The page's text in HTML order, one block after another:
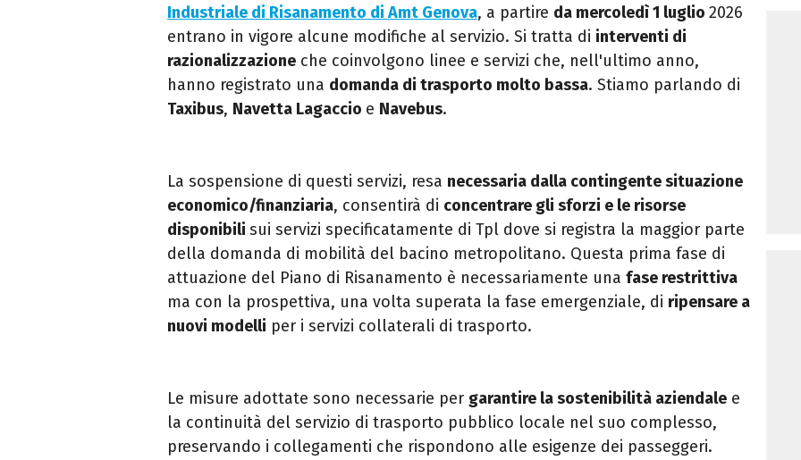
Industriale di Risanamento di Amt Genova, a partire da mercoledì 1 luglio 2026
entrano in vigore alcune modifiche al servizio. Si tratta di interventi di
razionalizzazione che coinvolgono linee e servizi che, nell'ultimo anno,
hanno registrato una domanda di trasporto molto bassa. Stiamo parlando di
Taxibus, Navetta Lagaccio e Navebus.
La sospensione di questi servizi, resa necessaria dalla contingente situazione
economico/finanziaria, consentirà di concentrare gli sforzi e le risorse
disponibili sui servizi specificatamente di Tpl dove si registra la maggior parte
della domanda di mobilità del bacino metropolitano. Questa prima fase di
attuazione del Piano di Risanamento è necessariamente una fase restrittiva
ma con la prospettiva, una volta superata la fase emergenziale, di ripensare a
nuovi modelli per i servizi collaterali di trasporto.
Le misure adottate sono necessarie per garantire la sostenibilità aziendale e
la continuità del servizio di trasporto pubblico locale nel suo complesso,
preservando i collegamenti che rispondono alle esigenze dei passeggeri.